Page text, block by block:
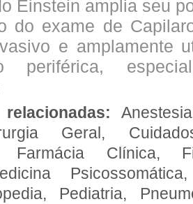
Einstein amplia seu
do exame de
e amplamente
periférica,
relacionadas:
Geral,
Farmácia Clínica,
Pediatria,